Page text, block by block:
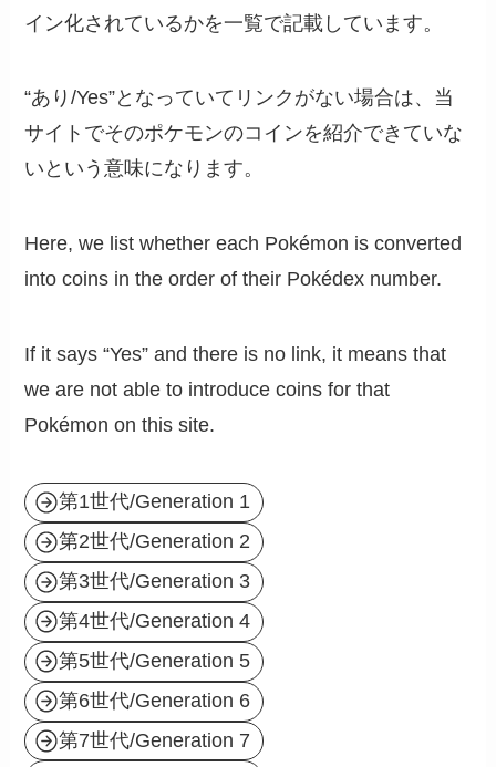
イン化されているかを一覧で記載しています。
“あり/Yes”となっていてリンクがない場合は、当
サイトでそのポケモンのコインを紹介できていな
いという意味になります。
Here, we list whether each Pokémon is converted
into coins in the order of their Pokédex number.
If it says “Yes” and there is no link, it means that
we are not able to introduce coins for that
Pokémon on this site.
第1世代/Generation 1
第2世代/Generation 2
第3世代/Generation 3
第4世代/Generation 4
第5世代/Generation 5
第6世代/Generation 6
第7世代/Generation 7